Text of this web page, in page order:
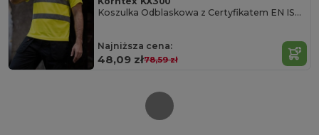
Koszulka Odblaskowa z Certyfikatem EN ISO 20471
Najniższa cena:
48,09 zł78,59 zł